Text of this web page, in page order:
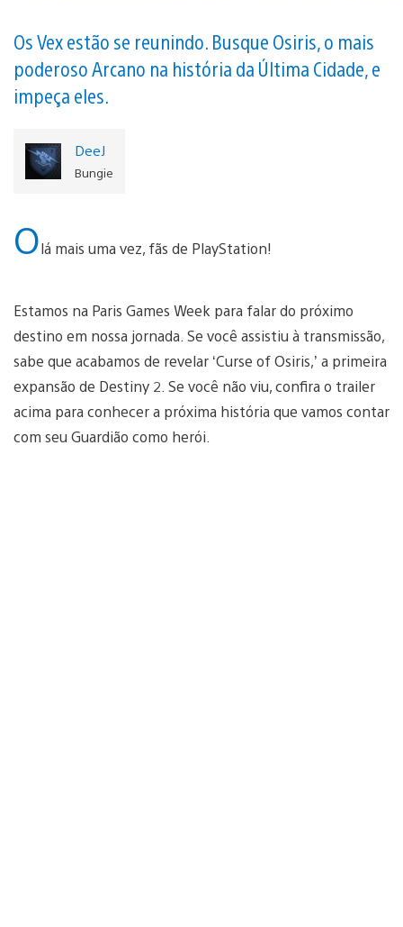
Dezembro
no
PS4
Os Vex estão se reunindo. Busque Osiris, o mais
poderoso Arcano na história da Última Cidade, e
impeça eles.
DeeJ
Bungie
Olá mais uma vez, fãs de PlayStation!
Estamos na Paris Games Week para falar do próximo
destino em nossa jornada. Se você assistiu à transmissão,
sabe que acabamos de revelar ‘Curse of Osiris,’ a primeira
expansão de Destiny 2. Se você não viu, confira o trailer
acima para conhecer a próxima história que vamos contar
com seu Guardião como herói.